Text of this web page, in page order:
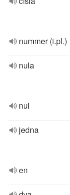
nummer (i.pl.)
nula
nul
jedna
en